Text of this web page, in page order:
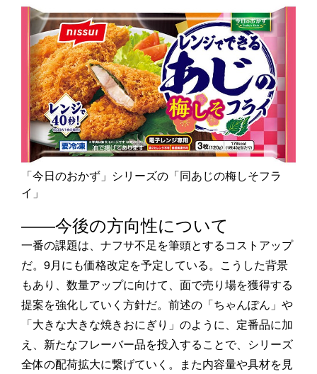
「今日のおかず」シリーズの「同あじの梅しそフラ
イ」
――今後の方向性について
一番の課題は、ナフサ不足を筆頭とするコストアップ
だ。9月にも価格改定を予定している。こうした背景
もあり、数量アップに向けて、面で売り場を獲得する
提案を強化していく方針だ。前述の「ちゃんぽん」や
「大きな大きな焼きおにぎり」のように、定番品に加
え、新たなフレーバー品を投入することで、シリーズ
全体の配荷拡大に繋げていく。また内容量や具材を見